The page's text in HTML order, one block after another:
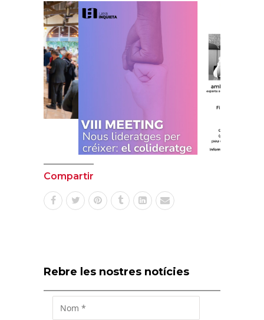
Compartir
Rebre les nostres notícies